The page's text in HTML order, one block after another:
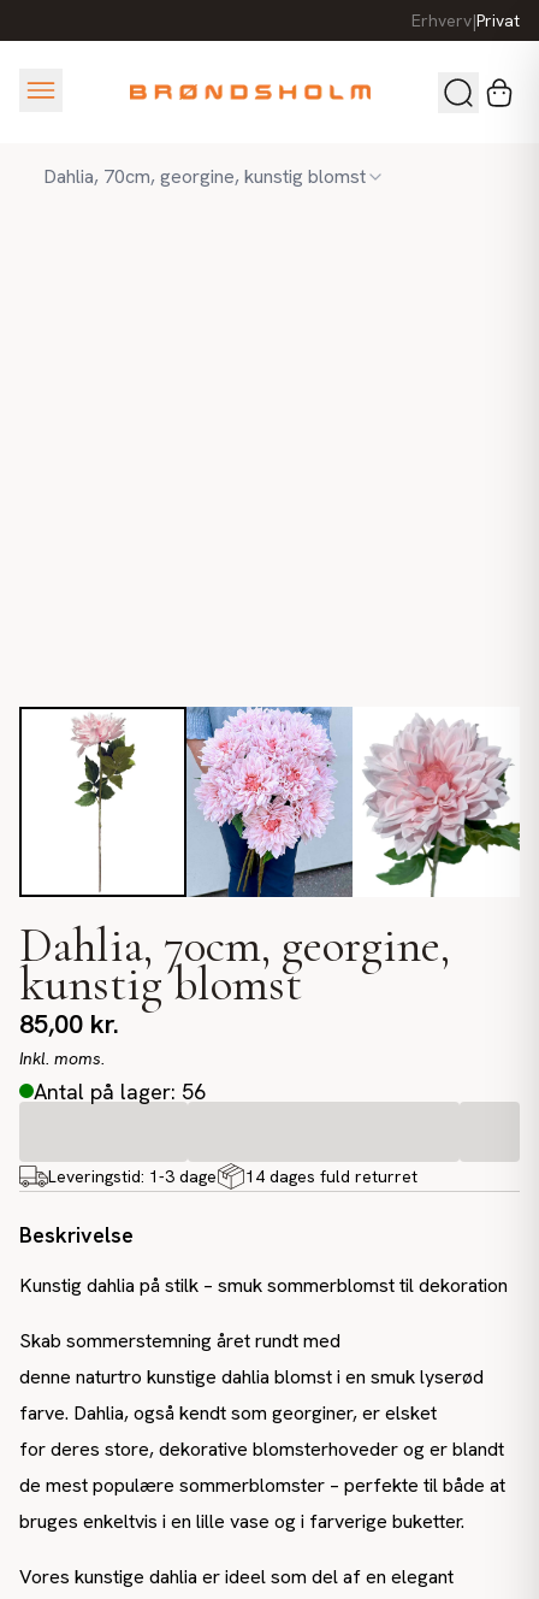
Erhverv|Privat
Dahlia, 70cm, georgine, kunstig blomst
Dahlia, 70cm, georgine,
kunstig blomst
85,00 kr.
Inkl. moms.
Antal på lager: 56
Leveringstid: 1-3 dage 14 dages fuld returret
Beskrivelse
Kunstig dahlia på stilk – smuk sommerblomst til dekoration
Skab sommerstemning året rundt med
denne naturtro kunstige dahlia blomst i en smuk lyserød
farve. Dahlia, også kendt som georginer, er elsket
for deres store, dekorative blomsterhoveder og er blandt
de mest populære sommerblomster – perfekte til både at
bruges enkeltvis i en lille vase og i farverige buketter.
Vores kunstige dahlia er ideel som del af en elegant